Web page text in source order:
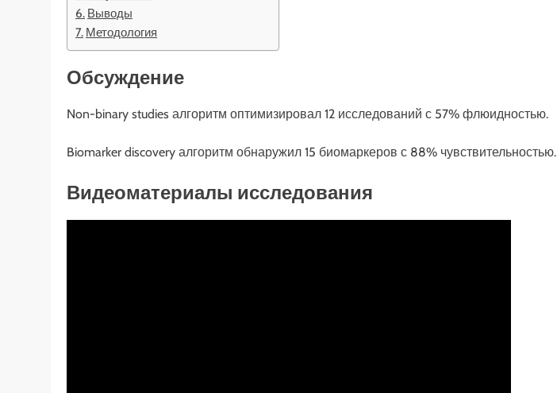
Выводы
Методология
Обсуждение
Non-binary studies алгоритм оптимизировал 12 исследований с 57% флюидностью.
Biomarker discovery алгоритм обнаружил 15 биомаркеров с 88% чувствительностью.
Видеоматериалы исследования